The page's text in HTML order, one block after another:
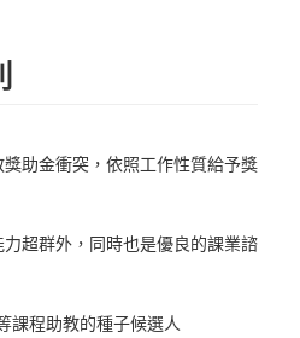
助金衝突，依照工作性質給予獎
超群外，同時也是優良的課業諮
課程助教的種子候選人